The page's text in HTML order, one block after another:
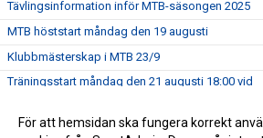
Tävlingsinformation inför MTB-säsongen 2025
MTB höststart måndag den 19 augusti
Klubbmästerskap i MTB 23/9
Träningsstart måndag den 21 augusti 18:00 vid
MTB-träningstävling 4 juni
För att hemsidan ska fungera korrekt